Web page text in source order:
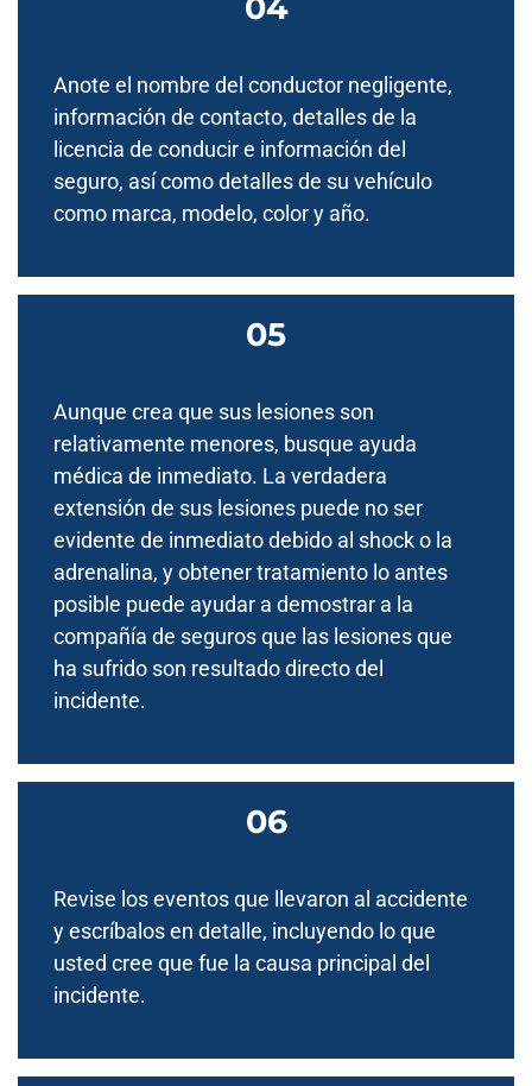
Anote el nombre del conductor negligente,
información de contacto, detalles de la
licencia de conducir e información del
seguro, así como detalles de su vehículo
como marca, modelo, color y año.
Aunque crea que sus lesiones son
relativamente menores, busque ayuda
médica de inmediato. La verdadera
extensión de sus lesiones puede no ser
evidente de inmediato debido al shock o la
adrenalina, y obtener tratamiento lo antes
posible puede ayudar a demostrar a la
compañía de seguros que las lesiones que
ha sufrido son resultado directo del
incidente.
Revise los eventos que llevaron al accidente
y escríbalos en detalle, incluyendo lo que
usted cree que fue la causa principal del
incidente.